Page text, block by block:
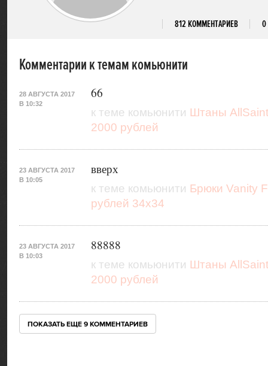
812 КОММЕНТАРИЕВ 0
Комментарии к темам комьюнити
66
28 АВГУСТА 2017
В 10:32
к теме комьюнити Штаны
2000 рублей
вверх
23 АВГУСТА 2017
В 10:05
к теме комьюнити Брюки Vanity
рублей 34х34
88888
23 АВГУСТА 2017
В 10:03
к теме комьюнити Штаны
2000 рублей
ПОКАЗАТЬ ЕЩЕ 9 КОММЕНТАРИЕВ